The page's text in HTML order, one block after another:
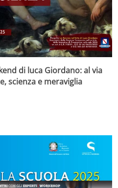
di luca Giordano: al via
scienza e meraviglia